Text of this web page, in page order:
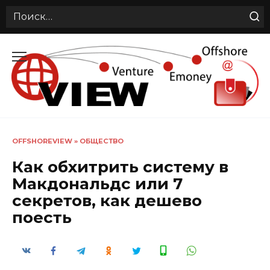
Search
содержанию
OFFSHOREVIEW » ОБЩЕСТВО
Как обхитрить систему в
Макдональдс или 7
секретов, как дешево
поесть